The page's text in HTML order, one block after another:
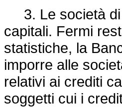
3. Le società di
capitali. Fermi
statistiche, la
imporre alle
relativi ai crediti
soggetti cui i